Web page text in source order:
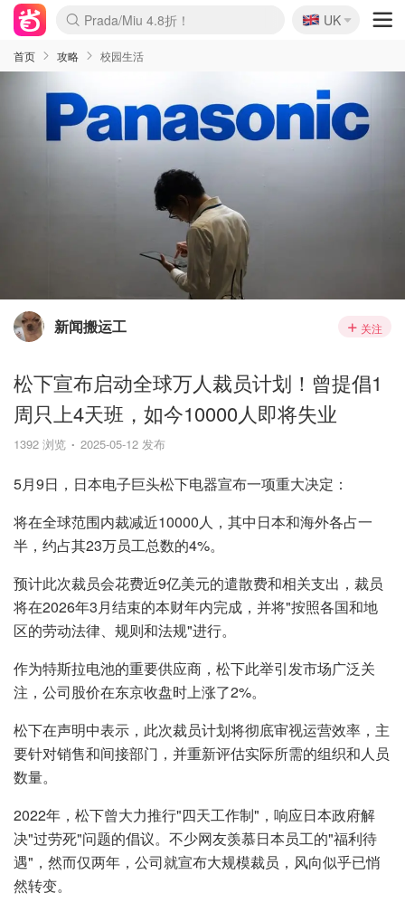
麦卢卡蜂蜜夏促！个位数！
Prada/Miu 4.8折！
啥？必胜客披萨5折！
🇬🇧
UK
首页 攻略 校园生活
新闻搬运工 关注
松下宣布启动全球万人裁员计划！曾提倡1
周只上4天班，如今10000人即将失业
1392 浏览 2025-05-12 发布
5月9日，日本电子巨头松下电器宣布一项重大决定：
将在全球范围内裁减近10000人，其中日本和海外各占一
半，约占其23万员工总数的4%。
预计此次裁员会花费近9亿美元的遣散费和相关支出，裁员
将在2026年3月结束的本财年内完成，并将"按照各国和地
区的劳动法律、规则和法规"进行。
作为特斯拉电池的重要供应商，松下此举引发市场广泛关
注，公司股价在东京收盘时上涨了2%。
松下在声明中表示，此次裁员计划将彻底审视运营效率，主
要针对销售和间接部门，并重新评估实际所需的组织和人员
数量。
2022年，松下曾大力推行"四天工作制"，响应日本政府解
决"过劳死"问题的倡议。不少网友羡慕日本员工的"福利待
遇"，然而仅两年，公司就宣布大规模裁员，风向似乎已悄
然转变。